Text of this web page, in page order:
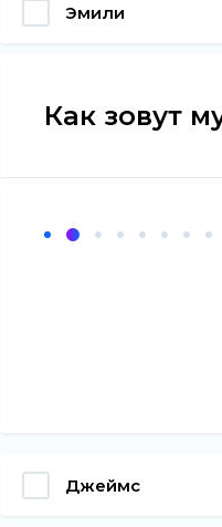
Эмили
Как зовут
Джеймс